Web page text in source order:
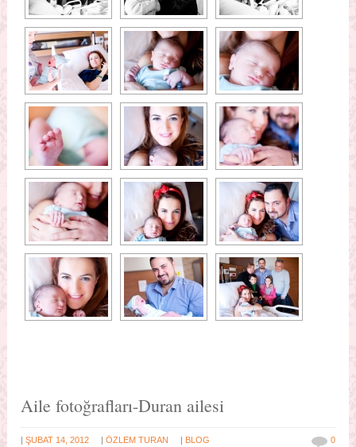
Aile fotoğrafları-Duran ailesi
| ŞUBAT 14, 2012 |ÖZLEM TURAN | BLOG 0